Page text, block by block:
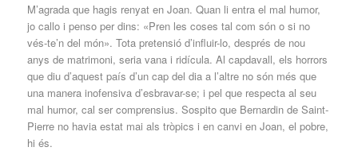
M’agrada que hagis renyat en Joan. Quan li entra el mal humor,
jo callo i penso per dins: «Pren les coses tal com són o si no
vés-te’n del món». Tota pretensió d’influir-lo, després de nou
anys de matrimoni, seria vana i ridícula. Al capdavall, els horrors
que diu d’aquest país d’un cap del dia a l’altre no són més que
una manera inofensiva d’esbravar-se; i pel que respecta al seu
mal humor, cal ser comprensius. Sospito que Bernardin de Saint-
Pierre no havia estat mai als tròpics i en canvi en Joan, el pobre,
hi és.